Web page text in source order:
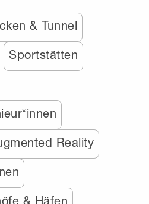
& Tunnel
Sportstätten
Reality
& Häfen